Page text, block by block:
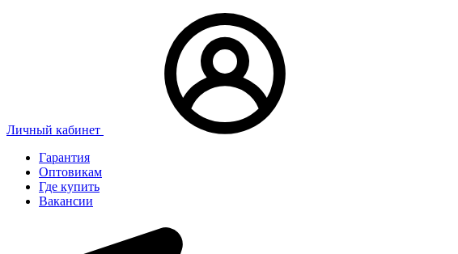
Личный кабинет
Гарантия
Оптовикам
Где купить
Вакансии